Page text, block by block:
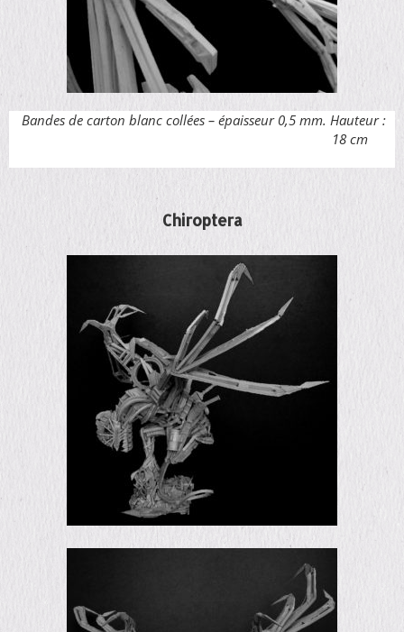
Bandes de carton blanc collées – épaisseur 0,5 mm. Hauteur :
18 cm
Chiroptera